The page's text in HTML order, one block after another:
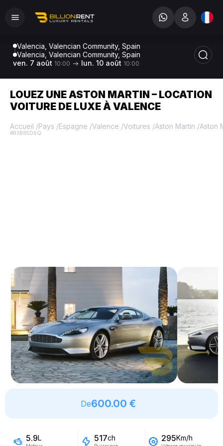
Valencia, Valencian Community, Spain
Valencia, Valencian Community, Spain
ven. 7 août 10:00 lun. 10 août 10:00
LOUEZ UNE ASTON MARTIN – LOCATION
VOITURE DE LUXE À VALENCE
Accueil /Pays /Espagne /Valence /Voitures /Aston Martin /Aston
#R3B85D6Q
De600.00 €
5.9L 517ch 295Km/h